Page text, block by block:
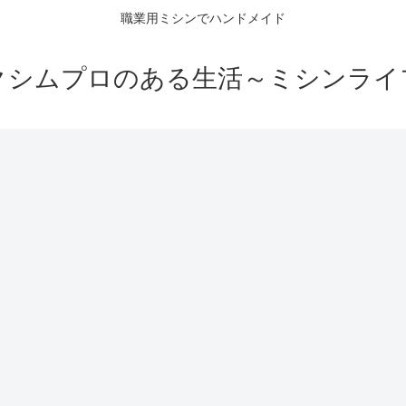
職業用ミシンでハンドメイド
シムプロのある生活～ミシンライ